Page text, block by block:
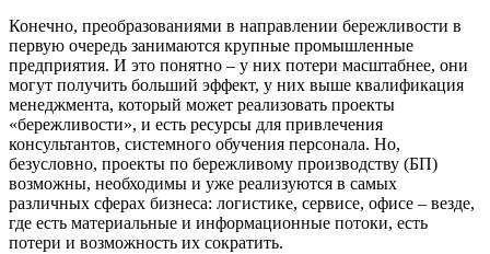
Конечно, преобразованиями в направлении бережливости в
первую очередь занимаются крупные промышленные
предприятия. И это понятно – у них потери масштабнее, они
могут получить больший эффект, у них выше квалификация
менеджмента, который может реализовать проекты
«бережливости», и есть ресурсы для привлечения
консультантов, системного обучения персонала. Но,
безусловно, проекты по бережливому производству (БП)
возможны, необходимы и уже реализуются в самых
различных сферах бизнеса: логистике, сервисе, офисе – везде,
где есть материальные и информационные потоки, есть
потери и возможность их сократить.